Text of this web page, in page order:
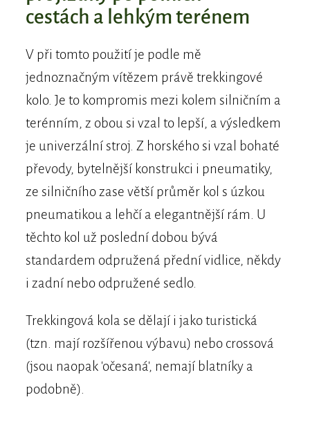
cestách a lehkým terénem
V při tomto použití je podle mě
jednoznačným vítězem právě trekkingové
kolo. Je to kompromis mezi kolem silničním a
terénním, z obou si vzal to lepší, a výsledkem
je univerzální stroj. Z horského si vzal bohaté
převody, bytelnější konstrukci i pneumatiky,
ze silničního zase větší průměr kol s úzkou
pneumatikou a lehčí a elegantnější rám. U
těchto kol už poslední dobou bývá
standardem odpružená přední vidlice, někdy
i zadní nebo odpružené sedlo.
Trekkingová kola se dělají i jako turistická
(tzn. mají rozšířenou výbavu) nebo crossová
(jsou naopak 'očesaná', nemají blatníky a
podobně).